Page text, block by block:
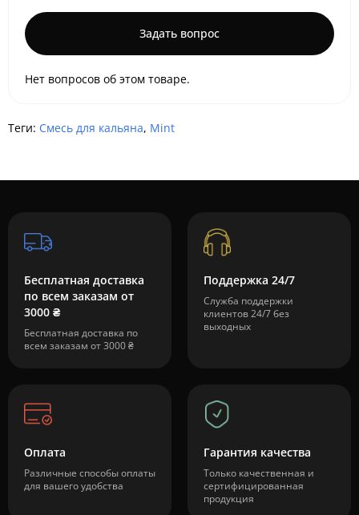
Задать вопрос
Нет вопросов об этом товаре.
Теги: Смесь для кальяна, Mint
Бесплатная доставка
по всем заказам от
3000 ₴
Бесплатная доставка по
всем заказам от 3000 ₴
Поддержка 24/7
Служба поддержки
клиентов 24/7 без
выходных
Оплата
Различные способы оплаты
для вашего удобства
Гарантия качества
Только качественная и
сертифицированная
продукция